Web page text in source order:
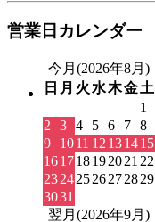
営業日カレンダー
今月(2026年8月)
日 月 火 水木金土
1
2
3 4 5 6 7 8
9
1011 12 131415
161718192021 22
23242526272829
3031
翌月(2026年9月)